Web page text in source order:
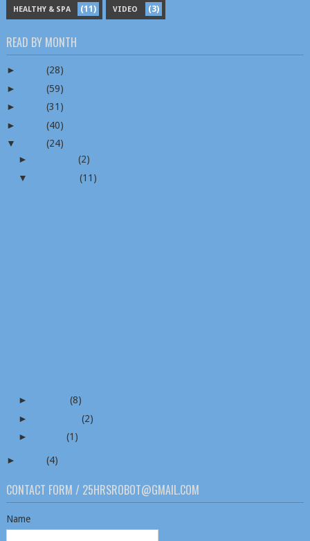
HEALTHY & SPA (11) VIDEO (3)
READ BY MONTH
►
(28)
►
(59)
►
(31)
►
(40)
▼
(24)
►
(2)
▼
(11)
►
(8)
►
(2)
►
(1)
► (4)
CONTACT FORM / 25HRSROBOT@GMAIL.COM
Name